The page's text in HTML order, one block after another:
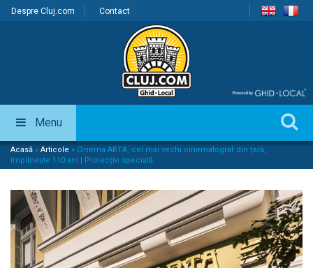
Despre Cluj.com Contact
Menu
Acasă » Articole » Cinema ARTA, cel mai vechi cinematograf din țară,
împlinește 110 ani | Proiecție specială